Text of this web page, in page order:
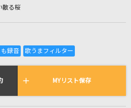
国りれき
歌われている曲の一覧
散る桜
MYリスト保存